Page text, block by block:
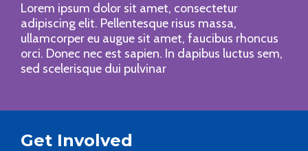
Lorem ipsum dolor sit amet, consectetur
adipiscing elit. Pellentesque risus massa,
ullamcorper eu augue sit amet, faucibus rhoncus
orci. Donec nec est sapien. In dapibus luctus sem,
sed scelerisque dui pulvinar
Get Involved